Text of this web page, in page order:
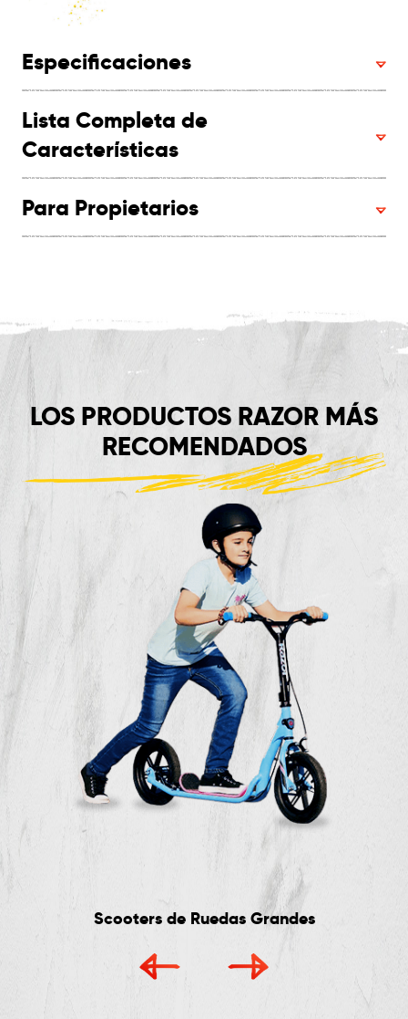
Especificaciones
Lista Completa de
Características
Para Propietarios
LOS PRODUCTOS RAZOR MÁS
RECOMENDADOS
Scooters de Ruedas Grandes